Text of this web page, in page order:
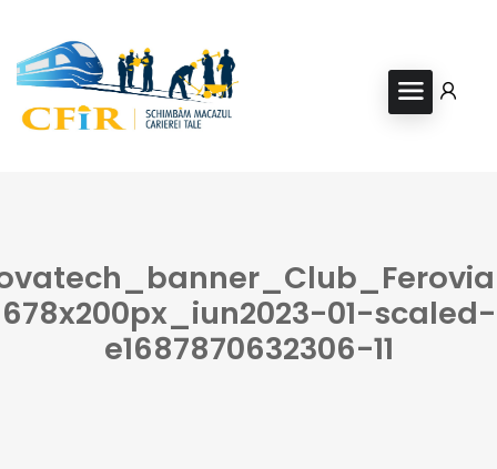
678x200px_iun2023-01-scaled-
e1687870632306-11